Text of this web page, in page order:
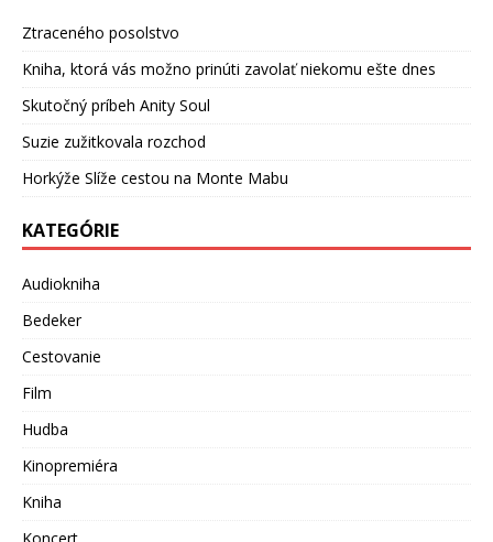
Ztraceného posolstvo
Kniha, ktorá vás možno prinúti zavolať niekomu ešte dnes
Skutočný príbeh Anity Soul
Suzie zužitkovala rozchod
Horkýže Slíže cestou na Monte Mabu
KATEGÓRIE
Audiokniha
Bedeker
Cestovanie
Film
Hudba
Kinopremiéra
Kniha
Koncert